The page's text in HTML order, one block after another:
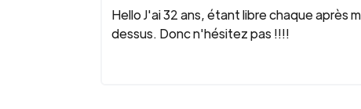
Hello J'ai 32 ans, étant libre chaque après
dessus. Donc n'hésitez pas !!!!